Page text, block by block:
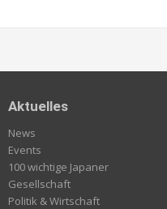
Aktuelles
News
Events
100 wichtige Japaner
Gesellschaft
Politik & Wirtschaft